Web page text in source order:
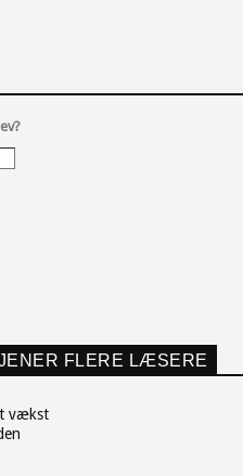
FLERE LÆSERE
vækst